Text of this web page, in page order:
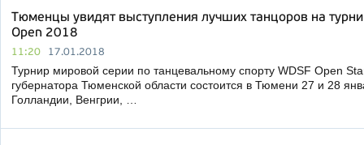
Тюменцы увидят выступления лучших танцоров на
Open 2018
11:20 17.01.2018
Турнир мировой серии по танцевальному спорту WDSF Open
губернатора Тюменской области состоится в Тюмени 27 и 28
Голландии, Венгрии, …